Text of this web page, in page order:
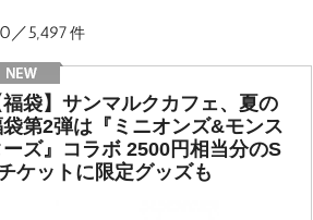
／5,497件
福袋】サンマルクカフェ、夏の
第2弾は『ミニオンズ&モンス
ーズ』コラボ 2500円相当分のS
ケットに限定グッズも